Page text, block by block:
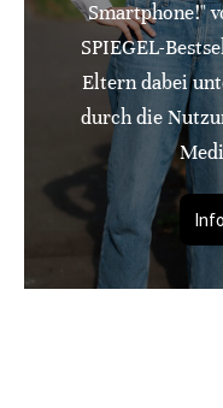
Smartphone!"
SPIEGEL-
Eltern dabei
durch die